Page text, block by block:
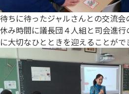
待ちに待ったジャルさんとの交流会
休み時間に議長団４人組と司会進
に大切なひとときを迎えることがで